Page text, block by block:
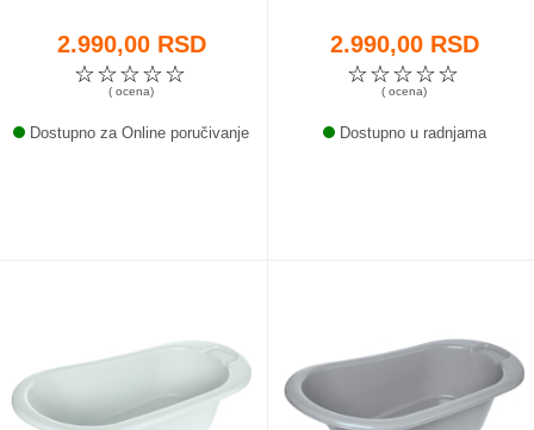
2.990,00 RSD
☆
☆
☆
☆
☆
( ocena)
Dostupno za Online poručivanje
2.990,00 RSD
☆
☆
☆
☆
☆
( ocena)
Dostupno u radnjama